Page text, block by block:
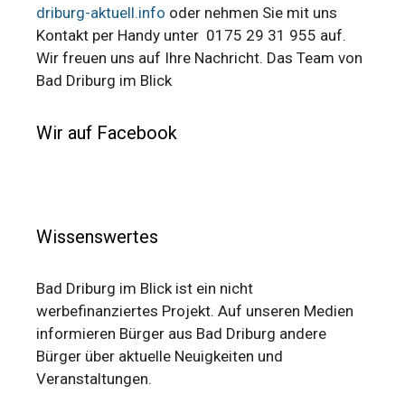
driburg-aktuell.info oder nehmen Sie mit uns
Kontakt per Handy unter 0175 29 31 955 auf.
Wir freuen uns auf Ihre Nachricht. Das Team von
Bad Driburg im Blick
Wir auf Facebook
Wissenswertes
Bad Driburg im Blick ist ein nicht
werbefinanziertes Projekt. Auf unseren Medien
informieren Bürger aus Bad Driburg andere
Bürger über aktuelle Neuigkeiten und
Veranstaltungen.